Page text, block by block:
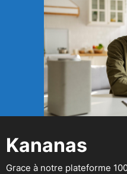
Kananas
Grace à notre plateforme